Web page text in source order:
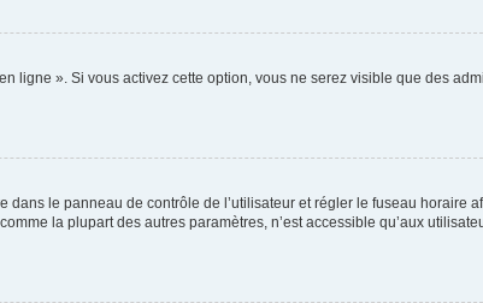
ligne ». Si vous activez cette option, vous ne serez visible que des
le panneau de contrôle de l’utilisateur et régler le fuseau horaire
la plupart des autres paramètres, n’est accessible qu’aux